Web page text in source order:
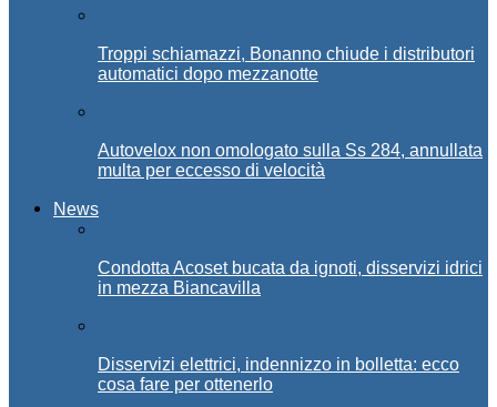
Troppi schiamazzi, Bonanno chiude i distributori
automatici dopo mezzanotte
Autovelox non omologato sulla Ss 284, annullata
multa per eccesso di velocità
News
Condotta Acoset bucata da ignoti, disservizi idrici
in mezza Biancavilla
Disservizi elettrici, indennizzo in bolletta: ecco
cosa fare per ottenerlo